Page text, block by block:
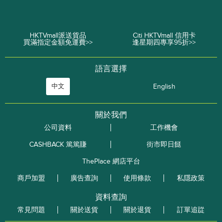
HKTVmall派送貨品
買滿指定金額免運費>>
Citi HKTVmall 信用卡
逢星期四專享95折>>
語言選擇
中文 English
關於我們
公司資料
工作機會
CASHBACK 篤篤賺
街市即日餸
ThePlace 網店平台
商戶加盟
廣告查詢 使用條款 私隱政策
資料查詢
常見問題 關於送貨 關於退貨 訂單追踨